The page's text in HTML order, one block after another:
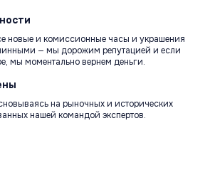
новые и комиссионные часы и украшения
— мы дорожим репутацией и если
мы моментально вернем деньги.
на рыночных и исторических
нашей командой экспертов.